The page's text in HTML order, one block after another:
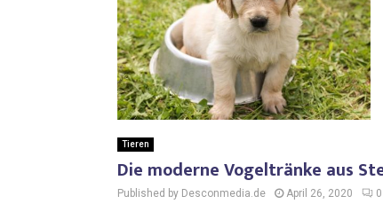
Tieren
Die moderne Vogeltränke aus
Published by Desconmedia.de April 26, 2020 0